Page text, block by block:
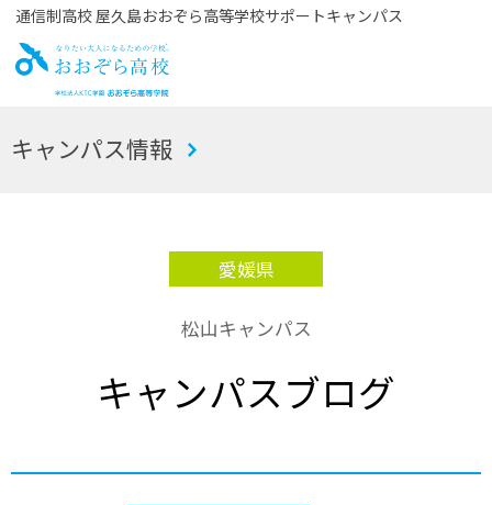
通信制高校 屋久島おおぞら高等学校サポートキャンパス
お
キャンパス情報
愛媛県
松山キャンパス
キャンパスブログ